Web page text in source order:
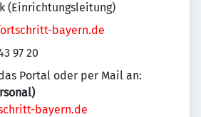
(Einrichtungsleitung)
bayern.de
97 20
Portal oder per Mail an:
bayern.de